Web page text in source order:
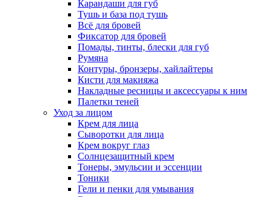
Карандаши для губ
Тушь и база под тушь
Всё для бровей
Фиксатор для бровей
Помады, тинты, блески для губ
Румяна
Контуры, бронзеры, хайлайтеры
Кисти для макияжа
Накладные ресницы и аксессуары к ним
Палетки теней
Уход за лицом
Крем для лица
Сыворотки для лица
Крем вокруг глаз
Солнцезащитный крем
Тонеры, эмульсии и эссенции
Тоники
Гели и пенки для умывания